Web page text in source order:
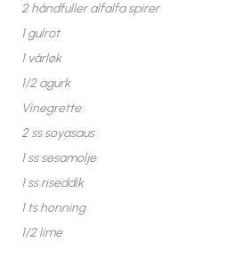
2 håndfuller alfalfa spirer
1 gulrot
1 vårløk
1/2 agurk
Vinegrette:
2 ss soyasaus
1 ss sesamolje
1 ss riseddik
1 ts honning
1/2 lime